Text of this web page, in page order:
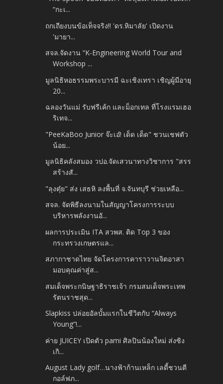
“กะเ...
ถกเถียงบนข้อเท็จจริง!! 'ดร.หิมาลัย' เปิดงาน
'มายา...
สจล.จัดงาน “K-Engineering World Tour and
Workshop ...
มูลนิธิหอธรรมพระบารมี ฉะเชิงเทรา เชิญผู้มีอายุ
20...
ฉลองวันแม่ รับฟรีเค้ก และม็อกเทล ที่โรงแรมเฮอ
ริเทจ...
"PeeKaBoo Junior จ๊ะเอ๋! เด็ด เด็ด" ชวนเชฟตัว
น้อย...
มูลนิธิคลังสมอง วปอ.จัดเสวนาทางวิชาการ "สรร
สร้างสั...
"ลุงตุ๋ย" ส่ง เสธหิ ลงพื้นที่ จ.จันทบุรี ช่วยเหลือ...
สจล. จัดพิธีลงนามในสัญญาโครงการระบบ
บริหารพลังงานอั...
ผลการประเมิน ITA สวพส. ติด Top 3 ของ
กระทรวงเกษตรแล...
สภากาชาดไทย จัดโครงการคาราวานจิตอาสา
มอบคุณค่าสู่ส...
สมเด็จพระกนิษฐาธิราชเจ้า กรมสมเด็จพระเทพ
รัตนราชสุด...
Slapkiss ปล่อยอัลบั้มแรกในชีวิตกับ “Always
Young”!...
ค่าย JUICEY เปิดตัว pami ศิลปินน้องใหม่ ส่งซิง
เกิ...
August Lady golf…นางฟ้าก้านเหล็ก เลดี้ชวนตี
กอล์ฟภ...